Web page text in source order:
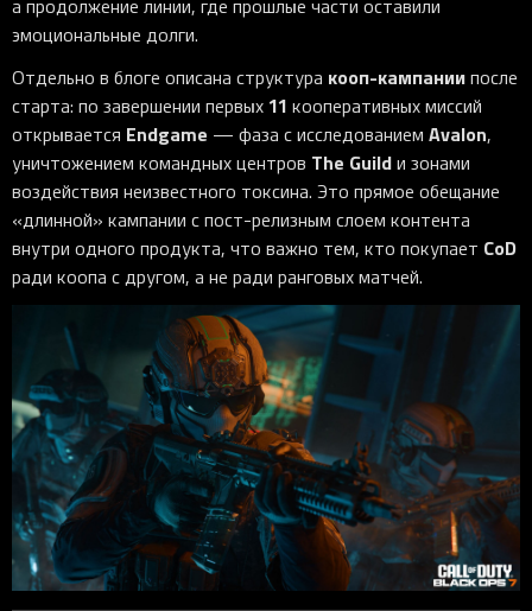
а продолжение линии, где прошлые части оставили
эмоциональные долги.
Отдельно в блоге описана структура кооп-кампаниипосле
старта: по завершении первых 11 кооперативных миссий
открывается Endgame — фаза с исследованием Avalon,
уничтожением командных центров The Guildи зонами
воздействия неизвестного токсина. Это прямое обещание
«длинной» кампании с пост-релизным слоем контента
внутри одного продукта, что важно тем, кто покупает CoD
ради коопа с другом, а не ради ранговых матчей.